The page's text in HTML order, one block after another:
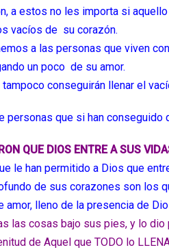
a estos no les importa si
vacíos de su corazón.
a las personas que viven
un poco de su amor.
conseguirán llenar el
personas que si han conseguido
QUE DIOS ENTRE A SUS
le han permitido a Dios que
de sus corazones son los
amor, lleno de la presencia de
las cosas bajo sus pies, y lo
de Aquel que TODO lo